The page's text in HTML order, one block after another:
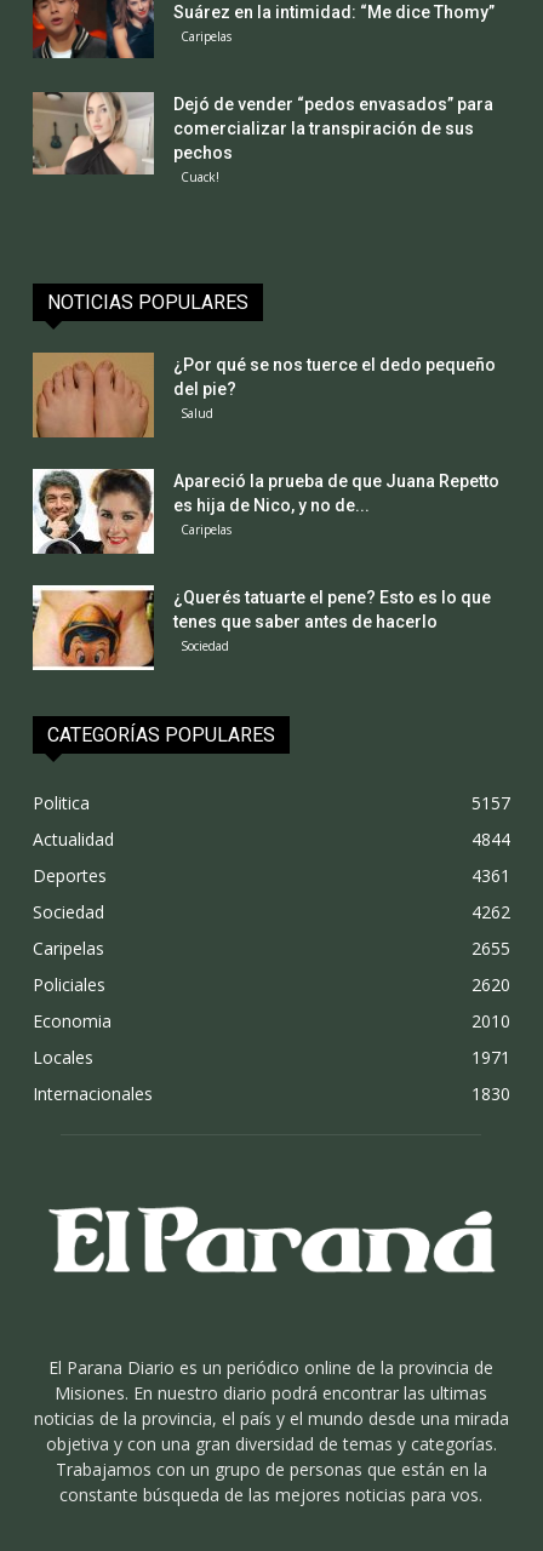
Suárez en la intimidad: “Me dice Thomy”
Caripelas
Dejó de vender “pedos envasados” para
comercializar la transpiración de sus
pechos
Cuack!
NOTICIAS POPULARES
¿Por qué se nos tuerce el dedo pequeño
del pie?
Salud
Apareció la prueba de que Juana Repetto
es hija de Nico, y no de...
Caripelas
¿Querés tatuarte el pene? Esto es lo que
tenes que saber antes de hacerlo
Sociedad
CATEGORÍAS POPULARES
Politica
5157
Actualidad
4844
Deportes
4361
Sociedad
4262
Caripelas
2655
Policiales
2620
Economia
2010
Locales
1971
Internacionales
1830
El Parana Diario es un periódico online de la provincia de
Misiones. En nuestro diario podrá encontrar las ultimas
noticias de la provincia, el país y el mundo desde una mirada
objetiva y con una gran diversidad de temas y categorías.
Trabajamos con un grupo de personas que están en la
constante búsqueda de las mejores noticias para vos.